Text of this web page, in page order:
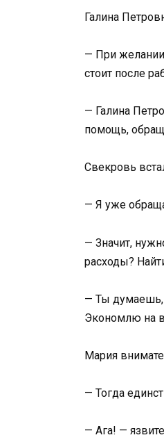
Галина
— При
стоит после
— Галина
помощь,
Свекровь
— Я уже
— Значит,
расходы?
— Ты думаешь,
Экономлю на
Мария
— Тогда
— Ага! —